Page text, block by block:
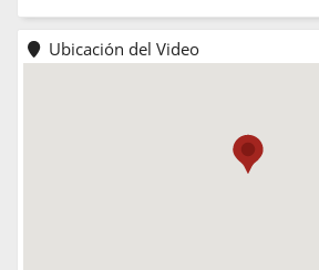
Ubicación del Video